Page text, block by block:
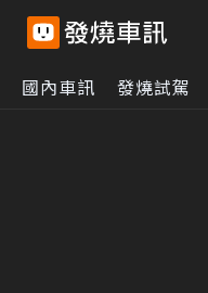
國內車訊 發燒試駕